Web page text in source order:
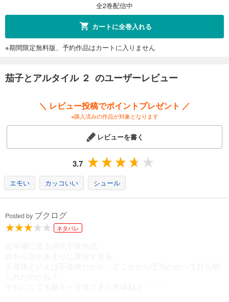
全2巻配信中
カートに全巻入れる
※期間限定無料版、予約作品はカートに入りません
茄子とアルタイル ２ のユーザーレビュー
＼ レビュー投稿でポイントプレゼント ／
※購入済みの作品が対象となります
レビューを書く
3.7
エモい カッコいい シュール
Posted by ブクログ
ネタバレ